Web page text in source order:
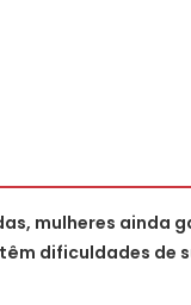
mulheres ainda
têm dificuldades de